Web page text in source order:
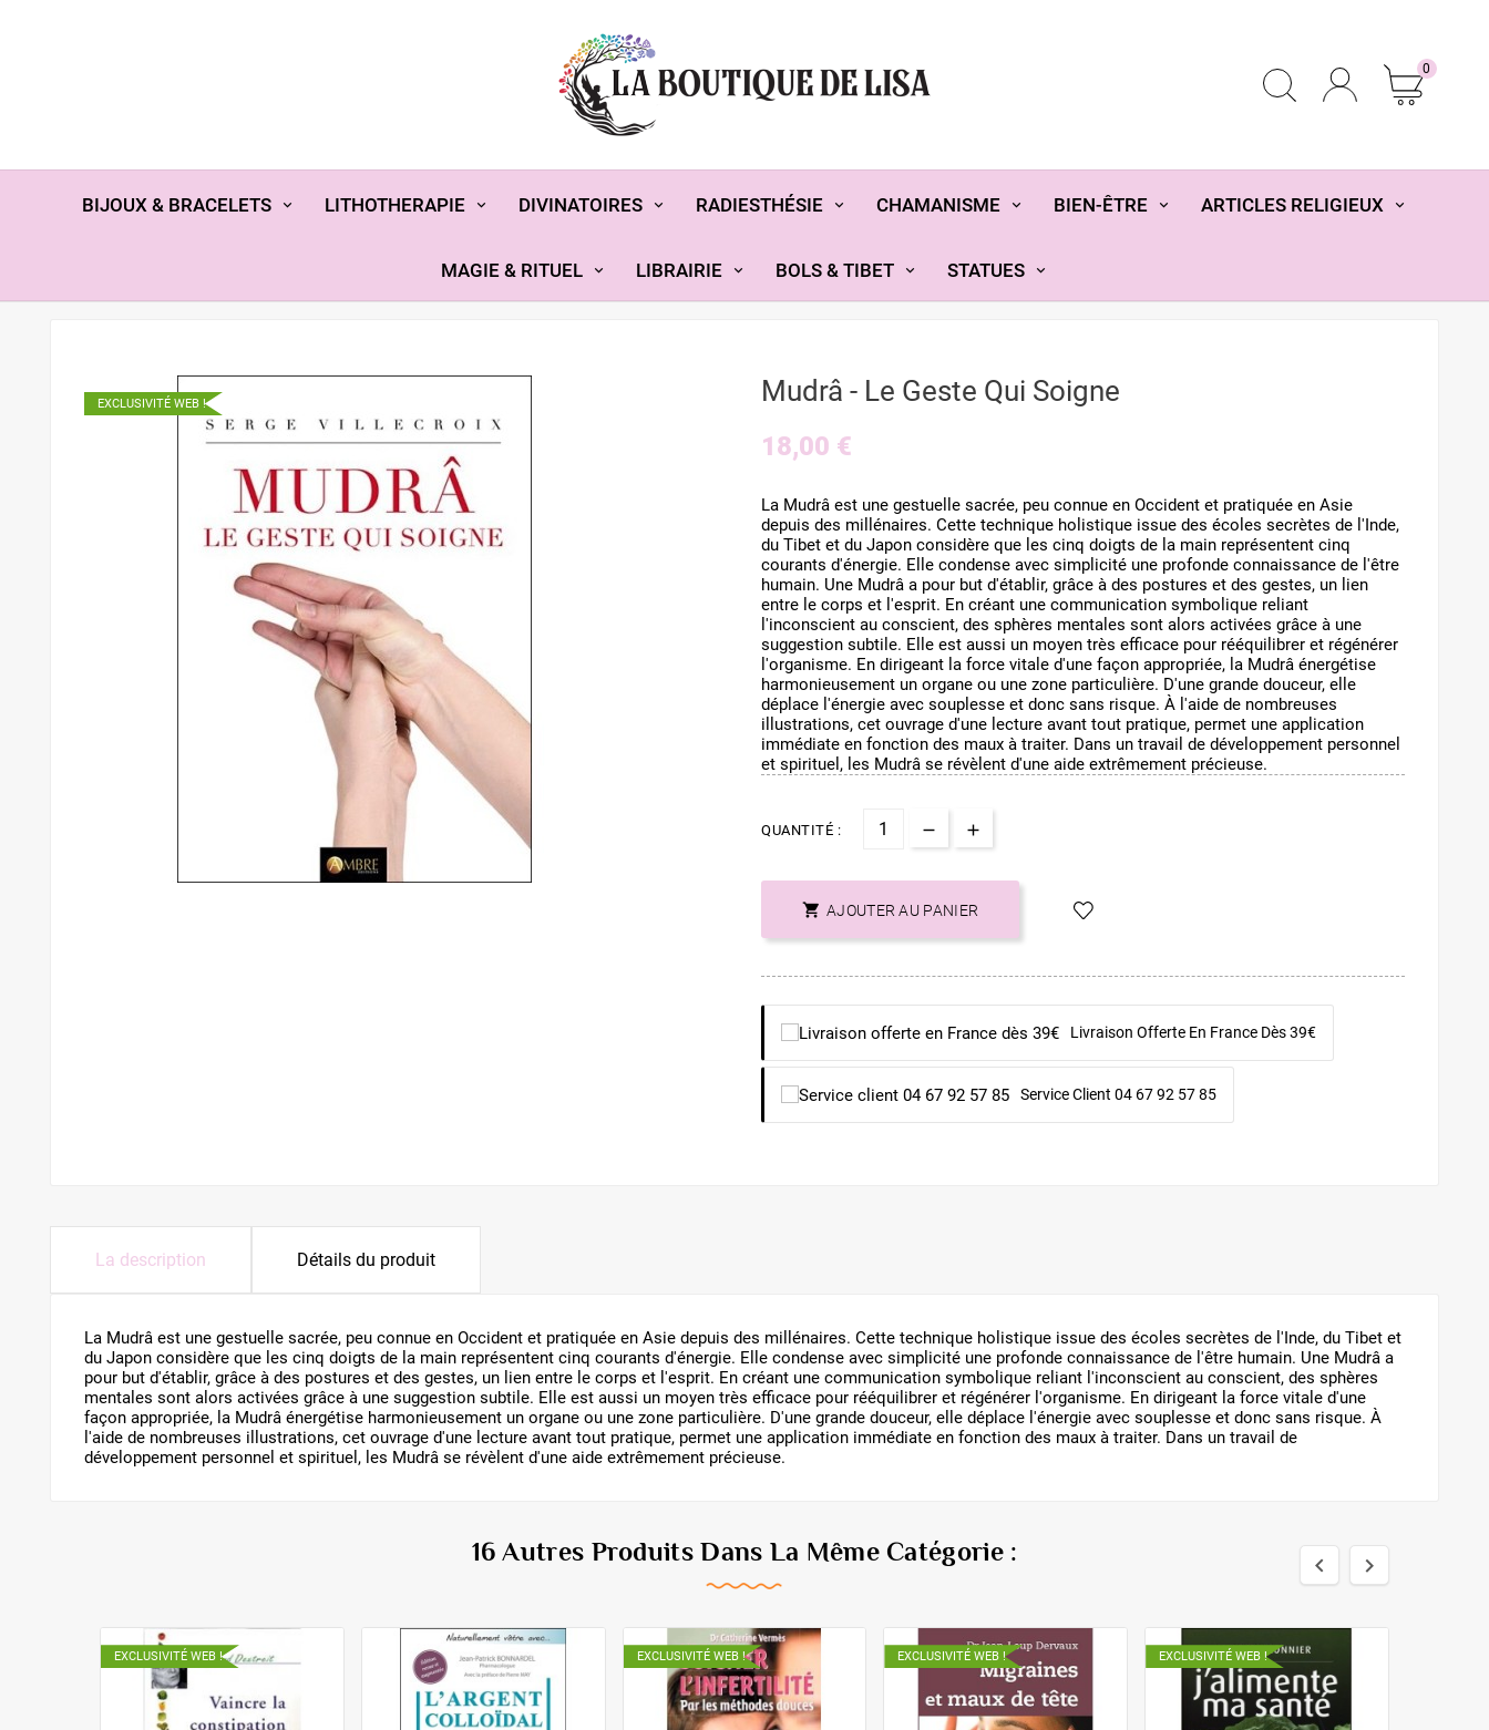
0
BIJOUX & BRACELETS LITHOTHERAPIE DIVINATOIRES RADIESTHÉSIE CHAMANISME BIEN-ÊTRE ARTICLES RELIGIEUX
MAGIE & RITUEL LIBRAIRIE BOLS & TIBET STATUES
EXCLUSIVITÉ WEB ! Mudrâ - Le Geste Qui Soigne
18,00 €
La Mudrâ est une gestuelle sacrée, peu connue en Occident et pratiquée en Asie
depuis des millénaires. Cette technique holistique issue des écoles secrètes de l'Inde,
du Tibet et du Japon considère que les cinq doigts de la main représentent cinq
courants d'énergie. Elle condense avec simplicité une profonde connaissance de l'être
humain. Une Mudrâ a pour but d'établir, grâce à des postures et des gestes, un lien
entre le corps et l'esprit. En créant une communication symbolique reliant
l'inconscient au conscient, des sphères mentales sont alors activées grâce à une
suggestion subtile. Elle est aussi un moyen très efficace pour rééquilibrer et régénérer
l'organisme. En dirigeant la force vitale d'une façon appropriée, la Mudrâ énergétise
harmonieusement un organe ou une zone particulière. D'une grande douceur, elle
déplace l'énergie avec souplesse et donc sans risque. À l'aide de nombreuses
illustrations, cet ouvrage d'une lecture avant tout pratique, permet une application
immédiate en fonction des maux à traiter. Dans un travail de développement personnel
et spirituel, les Mudrâ se révèlent d'une aide extrêmement précieuse.
QUANTITÉ :
 AJOUTER AU PANIER
Livraison Offerte En France Dès 39€
Service Client 04 67 92 57 85
La description Détails du produit
La Mudrâ est une gestuelle sacrée, peu connue en Occident et pratiquée en Asie depuis des millénaires. Cette technique holistique issue des écoles secrètes de l'Inde, du Tibet et
du Japon considère que les cinq doigts de la main représentent cinq courants d'énergie. Elle condense avec simplicité une profonde connaissance de l'être humain. Une Mudrâ a
pour but d'établir, grâce à des postures et des gestes, un lien entre le corps et l'esprit. En créant une communication symbolique reliant l'inconscient au conscient, des sphères
mentales sont alors activées grâce à une suggestion subtile. Elle est aussi un moyen très efficace pour rééquilibrer et régénérer l'organisme. En dirigeant la force vitale d'une
façon appropriée, la Mudrâ énergétise harmonieusement un organe ou une zone particulière. D'une grande douceur, elle déplace l'énergie avec souplesse et donc sans risque. À
l'aide de nombreuses illustrations, cet ouvrage d'une lecture avant tout pratique, permet une application immédiate en fonction des maux à traiter. Dans un travail de
développement personnel et spirituel, les Mudrâ se révèlent d'une aide extrêmement précieuse.
16 Autres Produits Dans La Même Catégorie :  
EXCLUSIVITÉ WEB ! EXCLUSIVITÉ WEB ! EXCLUSIVITÉ WEB ! EXCLUSIVITÉ WEB !